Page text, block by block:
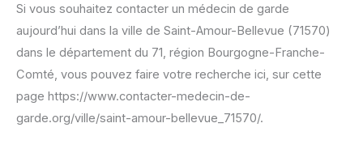
Si vous souhaitez contacter un médecin de garde
aujourd’hui dans la ville de Saint-Amour-Bellevue (71570)
dans le département du 71, région Bourgogne-Franche-
Comté, vous pouvez faire votre recherche ici, sur cette
page https://www.contacter-medecin-de-
garde.org/ville/saint-amour-bellevue_71570/.